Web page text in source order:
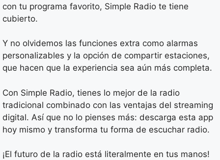
con tu programa favorito, Simple Radio te tiene
cubierto.
Y no olvidemos las funciones extra como alarmas
personalizables y la opción de compartir estaciones,
que hacen que la experiencia sea aún más completa.
Con Simple Radio, tienes lo mejor de la radio
tradicional combinado con las ventajas del streaming
digital. Así que no lo pienses más: descarga esta app
hoy mismo y transforma tu forma de escuchar radio.
¡El futuro de la radio está literalmente en tus manos!